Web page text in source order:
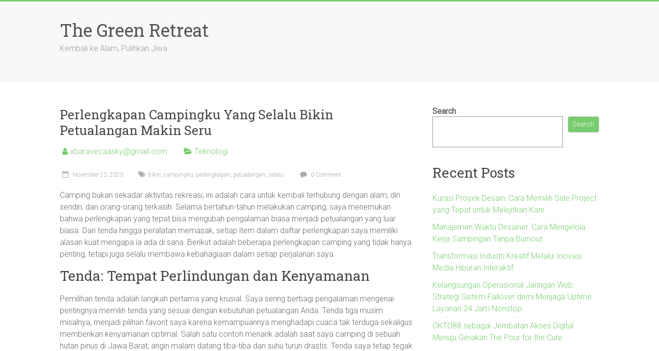
The Green Retreat
Kembali ke Alam, Pulihkan Jiwa
Perlengkapan Campingku Yang Selalu Bikin
Petualangan Makin Seru
xbaravecaasky@gmail.com Teknologi
November 23, 2025 bikin, campingku, perlengkapan, petualangan, selalu 0 Comment
Camping bukan sekadar aktivitas rekreasi; ini adalah cara untuk kembali terhubung dengan alam, diri
sendiri, dan orang-orang terkasih. Selama bertahun-tahun melakukan camping, saya menemukan
bahwa perlengkapan yang tepat bisa mengubah pengalaman biasa menjadi petualangan yang luar
biasa. Dari tenda hingga peralatan memasak, setiap item dalam daftar perlengkapan saya memiliki
alasan kuat mengapa ia ada di sana. Berikut adalah beberapa perlengkapan camping yang tidak hanya
penting, tetapi juga selalu membawa kebahagiaan dalam setiap perjalanan saya.
Tenda: Tempat Perlindungan dan Kenyamanan
Pemilihan tenda adalah langkah pertama yang krusial. Saya sering berbagi pengalaman mengenai
pentingnya memilih tenda yang sesuai dengan kebutuhan petualangan Anda. Tenda tiga musim
misalnya, menjadi pilihan favorit saya karena kemampuannya menghadapi cuaca tak terduga sekaligus
memberikan kenyamanan optimal. Salah satu contoh menarik adalah saat saya camping di sebuah
hutan pinus di Jawa Barat; angin malam datang tiba-tiba dan suhu turun drastis. Tenda saya tetap tegak
Search
Search
Recent Posts
Kurasi Proyek Desain: Cara Memilih Side Project
yang Tepat untuk Melejitkan Karir
Manajemen Waktu Desainer: Cara Mengelola
Kerja Sampingan Tanpa Burnout
Transformasi Industri Kreatif Melalui Inovasi
Media Hiburan Interaktif
Kelangsungan Operasional Jaringan Web:
Strategi Sistem Failover demi Menjaga Uptime
Layanan 24 Jam Nonstop
OKTO88 sebagai Jembatan Akses Digital
Menuju Gerakan The Pour for the Cure